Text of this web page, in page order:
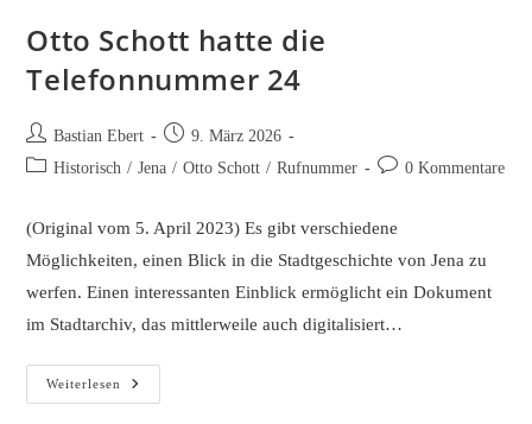
Otto Schott hatte die
Telefonnummer 24
Beitrags-
Autor:
Bastian Ebert
Beitrag
veröffentlicht:
9. März 2026
Beitrags-
Historisch / Jena / Otto Schott / Rufnummer
Beitrags-0 Kommentare
(Original vom 5. April 2023) Es gibt verschiedene
Möglichkeiten, einen Blick in die Stadtgeschichte von Jena zu
werfen. Einen interessanten Einblick ermöglicht ein Dokument
im Stadtarchiv, das mittlerweile auch digitalisiert…
Weiterlesen
Otto
Schott